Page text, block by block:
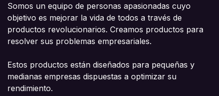
Somos un equipo de personas apasionadas cuyo
objetivo es mejorar la vida de todos a través de
productos revolucionarios. Creamos productos para
resolver sus problemas empresariales.
Estos productos están diseñados para pequeñas y
medianas empresas dispuestas a optimizar su
rendimiento.